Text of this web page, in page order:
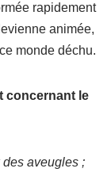
rapidement
animée,
monde déchu.
concernant le
des aveugles ;